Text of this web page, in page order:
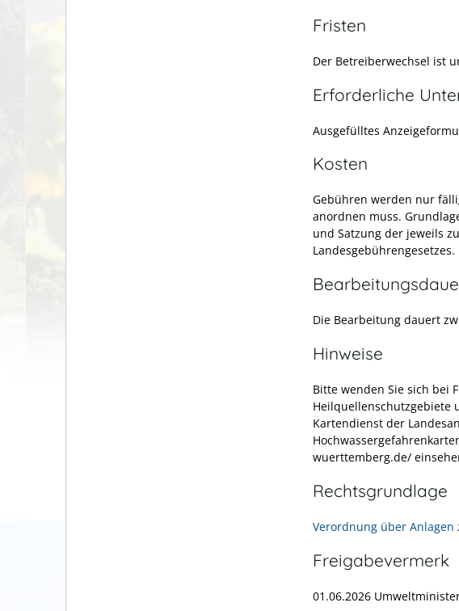
Fristen
Der Betreiberwechsel ist
Erforderliche
Ausgefülltes
Kosten
Gebühren werden nur
anordnen muss.
und Satzung der jeweils
Landesgebührengesetzes.
Die Bearbeitung dauert
Hinweise
Bitte wenden Sie sich bei
Heilquellenschutzgebiete
Kartendienst der
wuerttemberg.de/
Rechtsgrundlage
Verordnung über Anlagen
Freigabevermerk
01.06.2026